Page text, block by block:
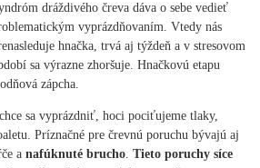
dráždivého čreva dáva o sebe vedieť
vyprázdňovaním. Vtedy nás
hnačka, trvá aj týždeň a v stresovom
sa výrazne zhoršuje. Hnačkovú etapu
zápcha.
sa vyprázdniť, hoci pociťujeme tlaky,
Príznačné pre črevnú poruchu bývajú aj
anafúknuté brucho.Tieto poruchy síce